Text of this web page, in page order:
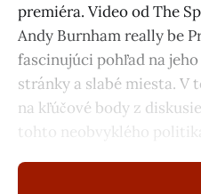
premiéra. Video od The
Andy Burnham really be
fascinujúci pohľad na
stránky a slabé miesta. V
na kľúčové body z
tohto neobvyklého